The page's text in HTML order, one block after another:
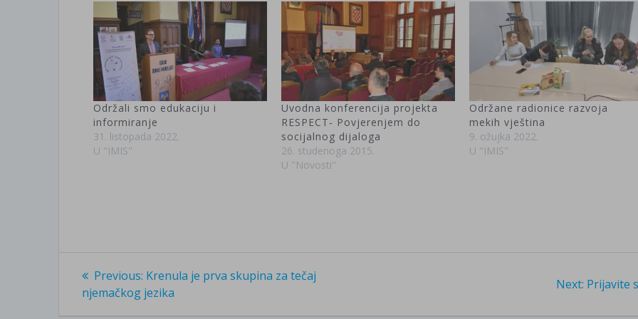
Održali smo edukaciju i
informiranje
31. listopada 2022.
U "IMIS"
Uvodna konferencija projekta
RESPECT- Povjerenjem do
socijalnog dijaloga
26. studenoga 2015.
U "Novosti"
Održane radionice razvoja
mekih vještina
9. ožujka 2022.
U "IMIS"
Navigacija
objava
Previous: Previous
post:
Krenula je prva skupina za tečaj
njemačkog jezika
Next: Next
Prijavite